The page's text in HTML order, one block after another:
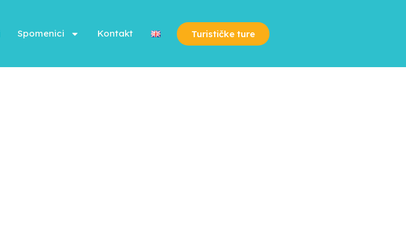
Spomenici Kontakt Turističke ture